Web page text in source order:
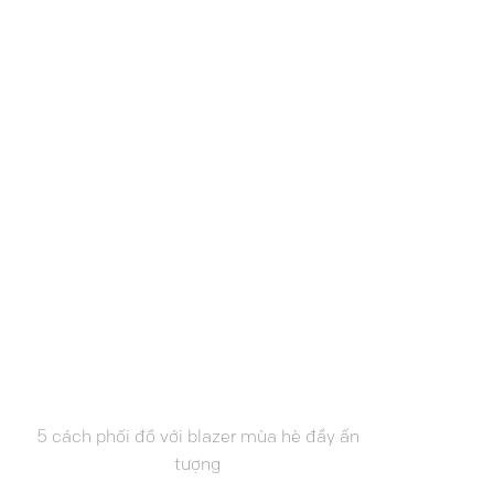
5 cách phối đồ với blazer mùa hè đầy ấn
tượng